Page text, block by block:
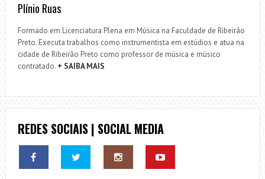
Plínio Ruas
Formado em Licenciatura Plena em Música na Faculdade de Ribeirão
Preto. Executa trabalhos como instrumentista em estúdios e atua na
cidade de Ribeirão Preto como professor de música e músico
contratado. + SAIBA MAIS
REDES SOCIAIS | SOCIAL MEDIA